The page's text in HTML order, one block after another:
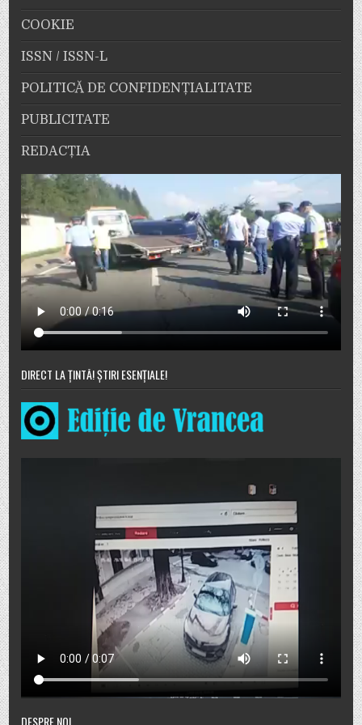
COOKIE
ISSN / ISSN-L
POLITICĂ DE CONFIDENȚIALITATE
PUBLICITATE
REDACȚIA
DIRECT LA ȚINTĂ! ȘTIRI ESENȚIALE!
DESPRE NOI